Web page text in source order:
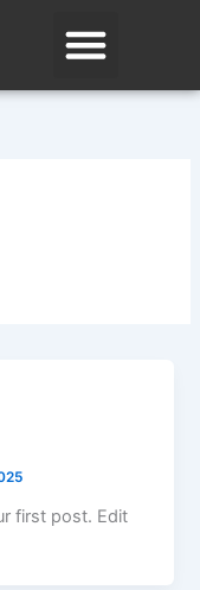
first post. Edit